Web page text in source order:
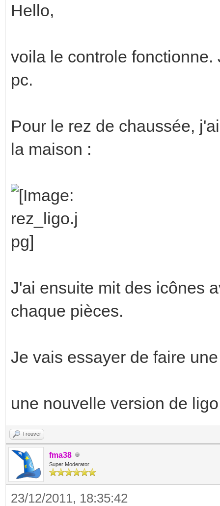
Hello,
voila le controle
pc.
Pour le rez de chaussée,
la maison :
J'ai ensuite mit des icônes
chaque pièces.
Je vais essayer de faire
une nouvelle version de
Trouver
fma38
Super Moderator
23/12/2011, 18:35:42